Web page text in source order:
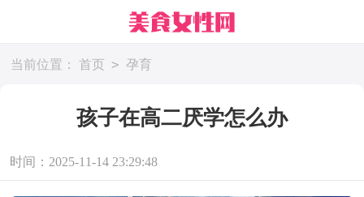
当前位置： 首页 > 孕育
孩子在高二厌学怎么办
时间：2025-11-14 23:29:48